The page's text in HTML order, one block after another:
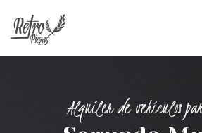
Alquiler de vehículos